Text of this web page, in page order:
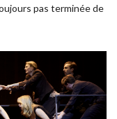
pas terminée de